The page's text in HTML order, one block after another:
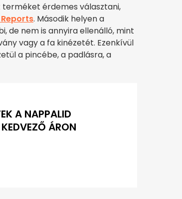
érdemes választani,
. Második helyen a
de nem is annyira ellenálló, mint
vagy a fa kinézetét. Ezenkívül
a pincébe, a padlásra, a
A NAPPALID
KEDVEZŐ ÁRON